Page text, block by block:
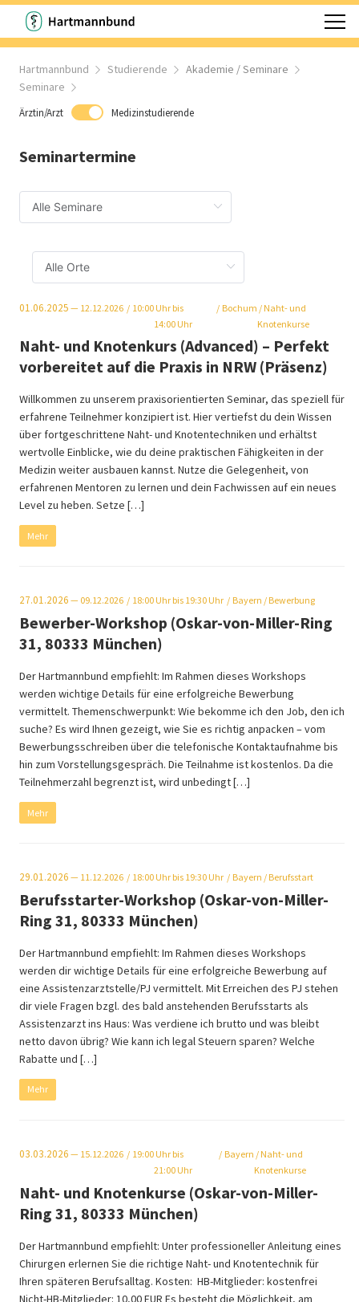
Hartmannbund Studierende
Akademie / Seminare
Seminare
Ärztin/Arzt Medizinstudierende
Seminartermine
01.06.2025 — 12.12.2026 10:00 Uhr bis
14:00 Uhr
Bochum / Naht- und
Knotenkurse
Naht- und Knotenkurs (Advanced) – Perfekt
vorbereitet auf die Praxis in NRW (Präsenz)
Willkommen zu unserem praxisorientierten Seminar, das speziell für
erfahrene Teilnehmer konzipiert ist. Hier vertiefst du dein Wissen
über fortgeschrittene Naht- und Knotentechniken und erhältst
wertvolle Einblicke, wie du deine praktischen Fähigkeiten in der
Medizin weiter ausbauen kannst. Nutze die Gelegenheit, von
erfahrenen Mentoren zu lernen und dein Fachwissen auf ein neues
Level zu heben. Setze […]
Mehr
27.01.2026 — 09.12.2026 18:00 Uhr bis 19:30 Uhr Bayern / Bewerbung
Bewerber-Workshop (Oskar-von-Miller-Ring
31, 80333 München)
Der Hartmannbund empfiehlt: Im Rahmen dieses Workshops
werden wichtige Details für eine erfolgreiche Bewerbung
vermittelt. Themenschwerpunkt: Wie bekomme ich den Job, den ich
suche? Es wird Ihnen gezeigt, wie Sie es richtig anpacken – vom
Bewerbungsschreiben über die telefonische Kontaktaufnahme bis
hin zum Vorstellungsgespräch. Die Teilnahme ist kostenlos. Da die
Teilnehmerzahl begrenzt ist, wird unbedingt […]
Mehr
29.01.2026 — 11.12.2026 18:00 Uhr bis 19:30 Uhr Bayern / Berufsstart
Berufsstarter-Workshop (Oskar-von-Miller-
Ring 31, 80333 München)
Der Hartmannbund empfiehlt: Im Rahmen dieses Workshops
werden dir wichtige Details für eine erfolgreiche Bewerbung auf
eine Assistenzarztstelle/PJ vermittelt. Mit Erreichen des PJ stehen
dir viele Fragen bzgl. des bald anstehenden Berufsstarts als
Assistenzarzt ins Haus: Was verdiene ich brutto und was bleibt
netto davon übrig? Wie kann ich legal Steuern sparen? Welche
Rabatte und […]
Mehr
03.03.2026 — 15.12.2026 19:00 Uhr bis
21:00 Uhr
Bayern / Naht- und
Knotenkurse
Naht- und Knotenkurse (Oskar-von-Miller-
Ring 31, 80333 München)
Der Hartmannbund empfiehlt: Unter professioneller Anleitung eines
Chirurgen erlernen Sie die richtige Naht- und Knotentechnik für
Ihren späteren Berufsalltag. Kosten: HB-Mitglieder: kostenfrei
Nicht-HB-Mitglieder: 10,00 EUR Es besteht die Möglichkeit, am